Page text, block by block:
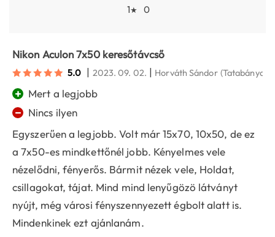
1★ 0
Nikon Aculon 7x50 keresőtávcső
5.0 | 2023. 09. 02. | Horváth Sándor (Tatabánya)
+ Mert a legjobb
−
Nincs ilyen
Egyszerűen a legjobb. Volt már 15x70, 10x50, de ez
a 7x50-es mindkettőnél jobb. Kényelmes vele
nézelődni, fényerős. Bármit nézek vele, Holdat,
csillagokat, tájat. Mind mind lenyűgözö látványt
nyújt, még városi fényszennyezett égbolt alatt is.
Mindenkinek ezt ajánlanám.